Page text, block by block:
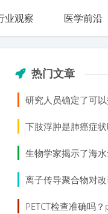
业观察 医学前沿
热门文章
研究人员确定了可
生物学家揭示了海
离子传导聚合物对
PETCT检查准确吗